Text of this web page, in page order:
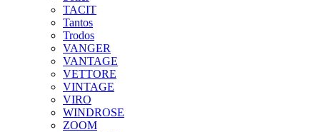
TACIT
Tantos
Trodos
VANGER
VANTAGE
VETTORE
VINTAGE
VIRO
WINDROSE
ZOOM